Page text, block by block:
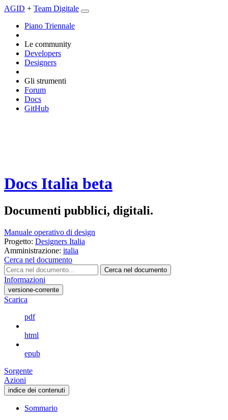
AGID + Team Digitale
Piano Triennale
Le community
Developers
Designers
Gli strumenti
Forum
Docs
GitHub
Docs Italia beta
Documenti pubblici, digitali.
Manuale operativo di design
Progetto: Designers Italia
Amministrazione: italia
Cerca nel documento
Cerca nel documento
Informazioni
versione-corrente
Scarica
pdf
html
epub
Sorgente
Azioni
indice dei contenuti
Sommario